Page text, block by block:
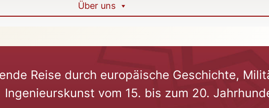
Über uns
Reise durch europäische Geschichte,
Ingenieurskunst vom 15. bis zum 20.